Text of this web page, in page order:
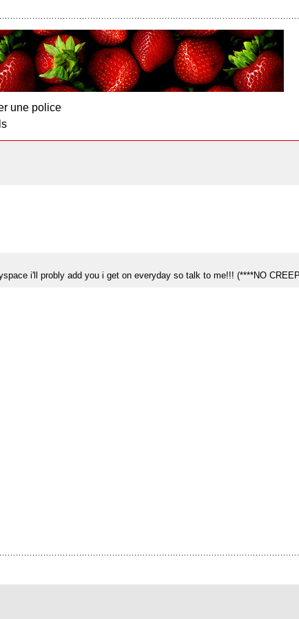
une police
i'll probly add you i get on everyday so talk to me!!! (****NO